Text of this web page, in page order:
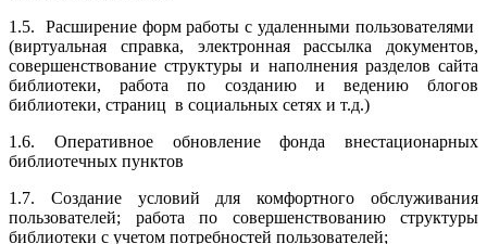
1.5. Расширение форм работы с удаленными пользователями
(виртуальная справка, электронная рассылка документов,
совершенствование структуры и наполнения разделов сайта
библиотеки, работа по созданию и ведению блогов
библиотеки, страниц в социальных сетях и т.д.)
1.6. Оперативное обновление фонда внестационарных
библиотечных пунктов
1.7. Создание условий для комфортного обслуживания
пользователей; работа по совершенствованию структуры
библиотеки с учетом потребностей пользователей;